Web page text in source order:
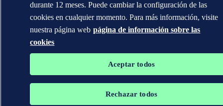
durante 12 meses. Puede cambiar la configuración de las
cookies en cualquier momento. Para más información, visite
nuestra página web página de información sobre las
cookies
Aceptar todos
Rechazar todos